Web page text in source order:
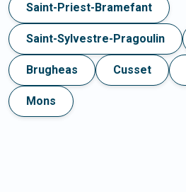
Saint-Priest-Bramefant
Saint-Sylvestre-Pragoulin
Brugheas Cusset
Mons